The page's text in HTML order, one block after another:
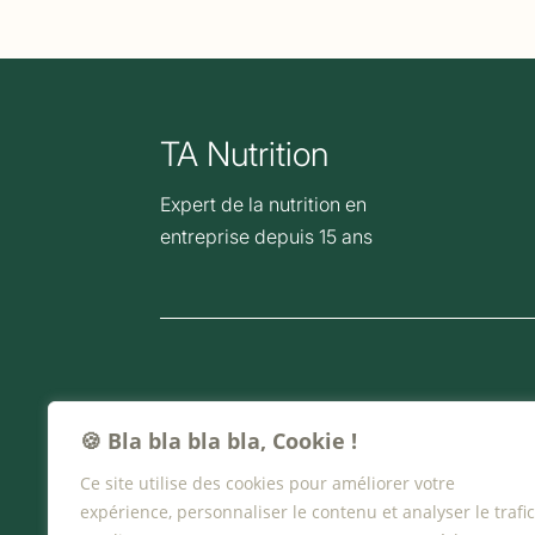
🍪 Bla bla bla bla, Cookie !
Ce site utilise des cookies pour améliorer votre
expérience, personnaliser le contenu et analyser le
TA Nutrition
Expert de la nutrition en
entreprise depuis 15 ans
Solutions
L'application TA Nutrition
Ateliers Nutrition
Vos enjeux
Ressources
Nous
Contact